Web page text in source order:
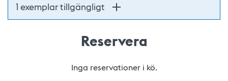
1 exemplar tillgängligt
Reservera
Inga reservationer i kö.